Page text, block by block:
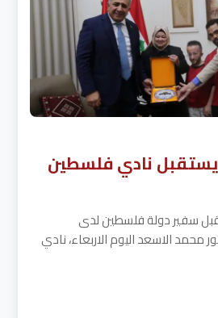
يستقبل نادي فلسطين
6-2026 استقبل سفير دولة فلسطين لدى
محمد الاسعد اليوم الاربعاء، نادي